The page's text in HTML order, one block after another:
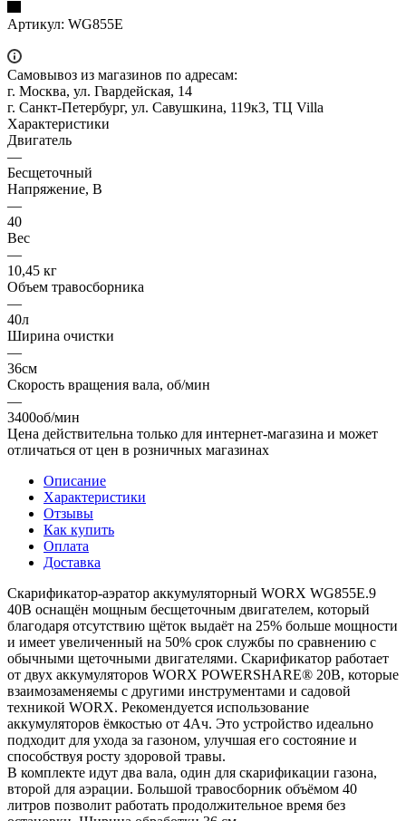
Артикул: WG855E
Самовывоз из магазинов по адресам:
г. Москва, ул. Гвардейская, 14
г. Санкт-Петербург, ул. Савушкина, 119к3, ТЦ Villa
Характеристики
Двигатель
—
Бесщеточный
Напряжение, В
—
40
Вес
—
10,45 кг
Объем травосборника
—
40л
Ширина очистки
—
36см
Скорость вращения вала, об/мин
—
3400об/мин
Цена действительна только для интернет-магазина и может
отличаться от цен в розничных магазинах
Описание
Характеристики
Отзывы
Как купить
Оплата
Доставка
Скарификатор-аэратор аккумуляторный WORX WG855E.9
40В оснащён мощным бесщеточным двигателем, который
благодаря отсутствию щёток выдаёт на 25% больше мощности
и имеет увеличенный на 50% срок службы по сравнению с
обычными щеточными двигателями. Скарификатор работает
от двух аккумуляторов WORX POWERSHARE® 20В, которые
взаимозаменяемы с другими инструментами и садовой
техникой WORX. Рекомендуется использование
аккумуляторов ёмкостью от 4Ач. Это устройство идеально
подходит для ухода за газоном, улучшая его состояние и
способствуя росту здоровой травы.
В комплекте идут два вала, один для скарификации газона,
второй для аэрации. Большой травосборник объёмом 40
литров позволит работать продолжительное время без